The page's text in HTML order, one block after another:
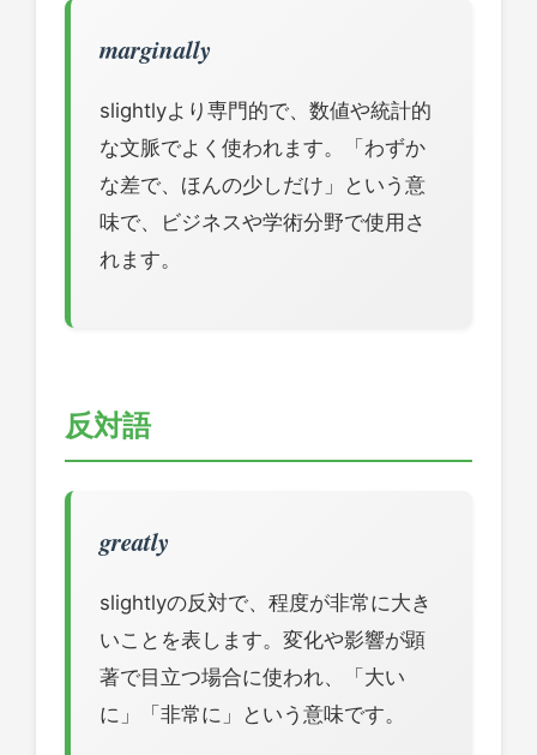
marginally
slightlyより専門的で、数値や統計的
な文脈でよく使われます。「わずか
な差で、ほんの少しだけ」という意
味で、ビジネスや学術分野で使用さ
れます。
反対語
greatly
slightlyの反対で、程度が非常に大き
いことを表します。変化や影響が顕
著で目立つ場合に使われ、「大い
に」「非常に」という意味です。